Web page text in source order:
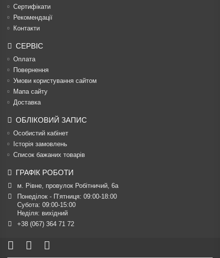
Сертифікати
Рекомендації
Контакти
СЕРВІС
Оплата
Повернення
Умови користування сайтом
Мапа сайту
Доставка
ОБЛІКОВИЙ ЗАПИС
Особистий кабінет
Історія замовлень
Список бажаних товарів
ГРАФІК РОБОТИ
м. Рівне, провулок Робітничий, 6а
Понеділок - П’ятниця: 09:00-18:00
Субота: 09:00-15:00
Неділя: вихідний
+38 (067) 364 71 72